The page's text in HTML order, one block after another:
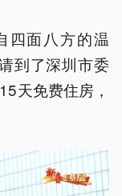
四面八方的温
到了深圳市委
天免费住房，